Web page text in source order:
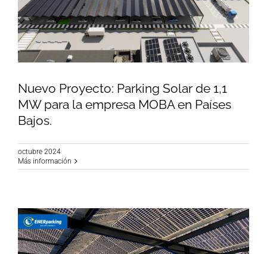
Nuevo Proyecto: Parking Solar de 1,1
MW para la empresa MOBA en Países
Bajos.
octubre 2024
Más información